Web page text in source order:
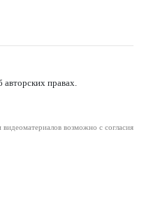
правах.
возможно с согласия